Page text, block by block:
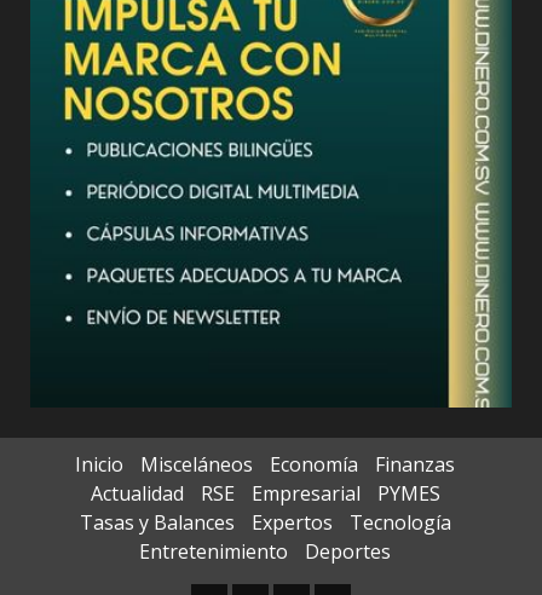
Inicio Misceláneos Economía
Finanzas
Actualidad
RSE Empresarial
PYMES
Tasas y Balances
Expertos
Tecnología
Entretenimiento
Deportes